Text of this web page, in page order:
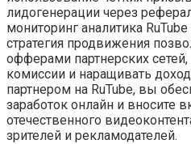
лидогенерации через
мониторинг аналитика
стратегия продвижения
офферами партнерских
комиссии и наращивать
партнером на RuTube, вы
заработок онлайн и вносите
отечественного
зрителей и рекламодателей.